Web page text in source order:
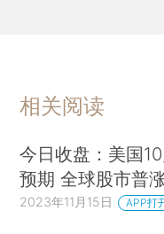
相关阅读
今日收盘：美国
预期 全球股市普
2023年11月15日 APP打